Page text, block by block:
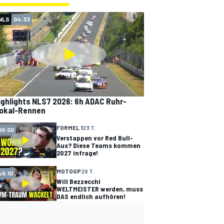
04:33
NLS7 2026: 6h ADAC Ruhr-
Rennen
FORMEL 123 T.
Verstappen vor Red Bull-
Aus? Diese Teams kommen
2027 infrage!
MOTOGP29 T.
Will Bezzecchi
WELTMEISTER werden, muss
DAS endlich aufhören!